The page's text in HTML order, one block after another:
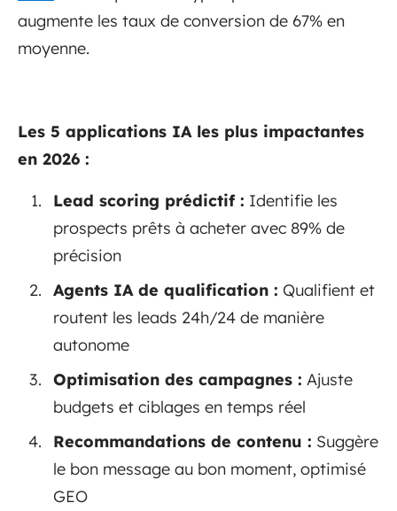
augmente les taux de conversion de 67% en
moyenne.
Les 5 applications IA les plus impactantes
en 2026 :
Lead scoring prédictif : Identifie les
prospects prêts à acheter avec 89% de
précision
Agents IA de qualification : Qualifient et
routent les leads 24h/24 de manière
autonome
Optimisation des campagnes : Ajuste
budgets et ciblages en temps réel
Recommandations de contenu : Suggère
le bon message au bon moment, optimisé
GEO